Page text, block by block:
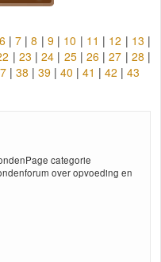
6 | 7|8 | 9 | 10 | 11 | 12 | 13 |
| 23 |24 | 25|26 |27 | 28 |
| 38 | 39 | 40 | 41 | 42 | 43
categorie
over opvoeding en